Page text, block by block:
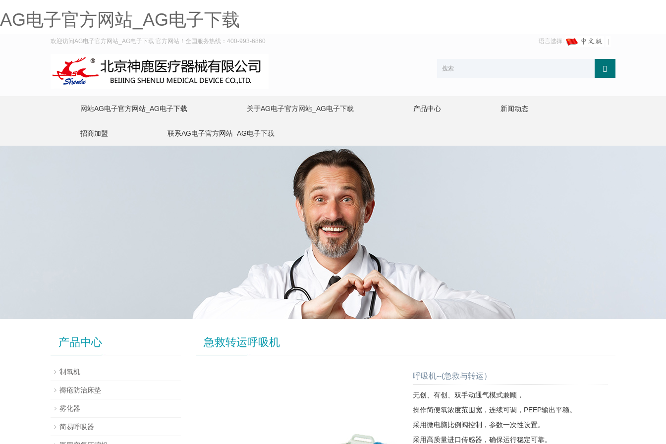
AG电子官方网站_AG电子下载
欢迎访问AG电子官方网站_AG电子下载 官方网站！全国服务热线：400-993-6860 语言选择:
网站AG电子官方网站_AG电子下载 关于AG电子官方网站_AG电子下载 产品中心 新闻动态
招商加盟 联系AG电子官方网站_AG电子下载
急救转运呼吸机
呼吸机--(急救与转运）
无创、有创、双手动通气模式兼顾，
操作简便氧浓度范围宽，连续可调，PEEP输出平稳。
采用微电脑比例阀控制，参数一次性设置。
采用高质量进口传感器，确保运行稳定可靠。
产品中心
制氧机
褥疮防治床垫
雾化器
简易呼吸器